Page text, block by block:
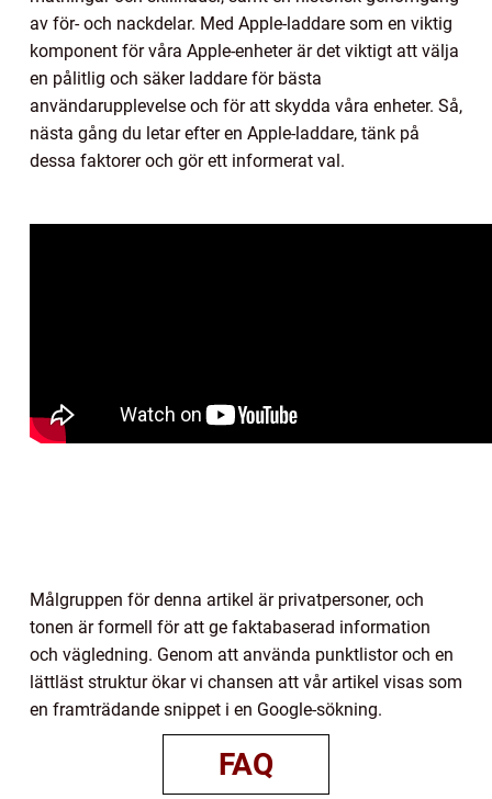
av för- och nackdelar. Med Apple-laddare som en viktig
komponent för våra Apple-enheter är det viktigt att välja
en pålitlig och säker laddare för bästa
användarupplevelse och för att skydda våra enheter. Så,
nästa gång du letar efter en Apple-laddare, tänk på
dessa faktorer och gör ett informerat val.
Målgruppen för denna artikel är privatpersoner, och
tonen är formell för att ge faktabaserad information
och vägledning. Genom att använda punktlistor och en
lättläst struktur ökar vi chansen att vår artikel visas som
en framträdande snippet i en Google-sökning.
FAQ